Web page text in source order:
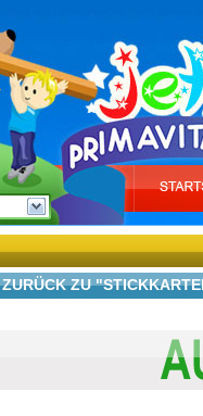
ZURÜCK ZU